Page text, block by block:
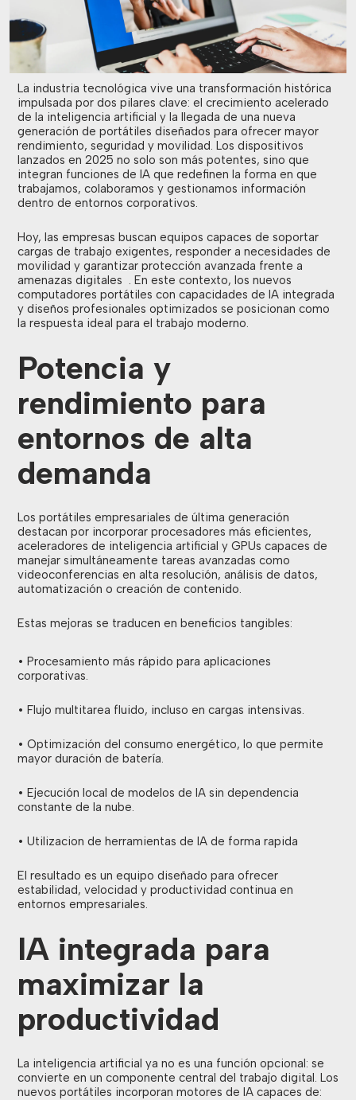
La industria tecnológica vive una transformación histórica
impulsada por dos pilares clave: el crecimiento acelerado
de la inteligencia artificial y la llegada de una nueva
generación de portátiles diseñados para ofrecer mayor
rendimiento, seguridad y movilidad. Los dispositivos
lanzados en 2025 no solo son más potentes, sino que
integran funciones de IA que redefinen la forma en que
trabajamos, colaboramos y gestionamos información
dentro de entornos corporativos.
Hoy, las empresas buscan equipos capaces de soportar
cargas de trabajo exigentes, responder a necesidades de
movilidad y garantizar protección avanzada frente a
amenazas digitales . En este contexto, los nuevos
computadores portátiles con capacidades de IA integrada
y diseños profesionales optimizados se posicionan como
la respuesta ideal para el trabajo moderno.
Potencia y
rendimiento para
entornos de alta
demanda
Los portátiles empresariales de última generación
destacan por incorporar procesadores más eficientes,
aceleradores de inteligencia artificial y GPUs capaces de
manejar simultáneamente tareas avanzadas como
videoconferencias en alta resolución, análisis de datos,
automatización o creación de contenido.
Estas mejoras se traducen en beneficios tangibles:
• Procesamiento más rápido para aplicaciones
corporativas.
• Flujo multitarea fluido, incluso en cargas intensivas.
• Optimización del consumo energético, lo que permite
mayor duración de batería.
• Ejecución local de modelos de IA sin dependencia
constante de la nube.
• Utilizacion de herramientas de IA de forma rapida
El resultado es un equipo diseñado para ofrecer
estabilidad, velocidad y productividad continua en
entornos empresariales.
IA integrada para
maximizar la
productividad
La inteligencia artificial ya no es una función opcional: se
convierte en un componente central del trabajo digital. Los
nuevos portátiles incorporan motores de IA capaces de: